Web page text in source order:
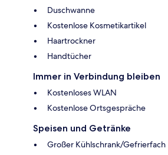
Duschwanne
Kostenlose Kosmetikartikel
Haartrockner
Handtücher
Immer in Verbindung bleiben
Kostenloses WLAN
Kostenlose Ortsgespräche
Speisen und Getränke
Großer Kühlschrank/Gefrierfach